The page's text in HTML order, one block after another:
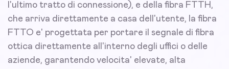
l'ultimo tratto di connessione), e della fibra FTTH,
che arriva direttamente a casa dell'utente, la fibra
FTTO e' progettata per portare il segnale di fibra
ottica direttamente all'interno degli uffici o delle
aziende, garantendo velocita' elevate, alta